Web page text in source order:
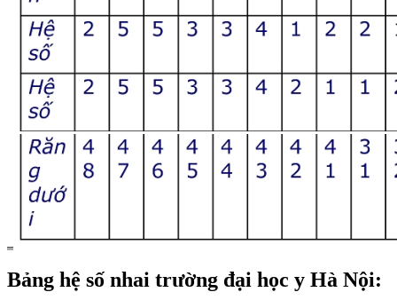
Bảng hệ số nhai trường đại học y Hà Nội: